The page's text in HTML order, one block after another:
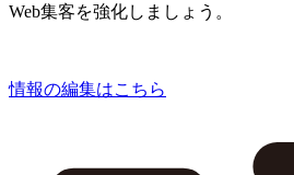
Web集客を強化しましょう。
情報の編集はこちら